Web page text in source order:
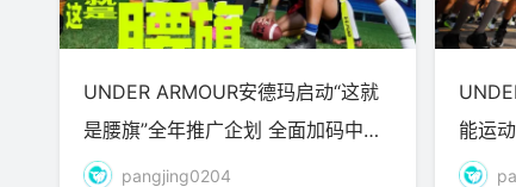
UNDER ARMOUR安德玛启动“这就
是腰旗”全年推广企划 全面加码中国
腰旗橄榄球发展
pangjing0204
能运
运动